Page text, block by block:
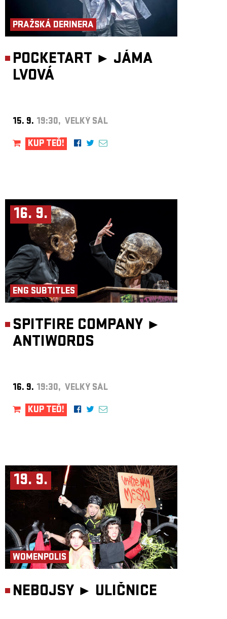
PRAŽSKÁ DERINERA
POCKETART ► JÁMA
LVOVÁ
15. 9. 19:30, VELKÝ SÁL
KUP TEĎ!
16. 9.
ENG SUBTITLES
SPITFIRE COMPANY ►
ANTIWORDS
16. 9. 19:30, VELKÝ SÁL
KUP TEĎ!
19. 9.
WOMENPOLIS
NEBOJSY ► ULIČNICE